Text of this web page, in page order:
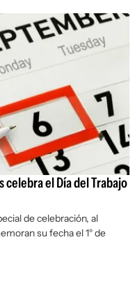
celebra el Día del Trabajo
de celebración, al
su fecha el 1° de